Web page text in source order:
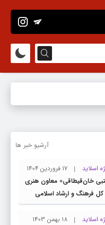
آرشیو خبر ها
اسلاید
17 فروردین 1404
خان‌قیطاقی» معاون هنری
کل فرهنگ و ارشاد اسلامی
رضوی شد
اسلاید
18 بهمن 1403